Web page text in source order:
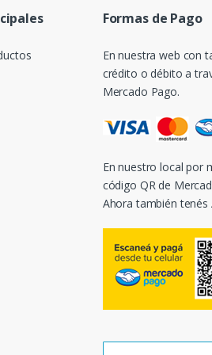
Formas de Pago
En nuestra web con
crédito o débito a
Mercado Pago.
En nuestro local por
código QR de
Ahora también tenés